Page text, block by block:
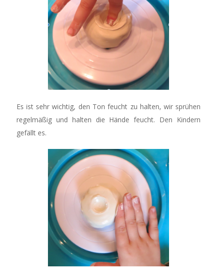
Es ist sehr wichtig, den Ton feucht zu halten, wir sprühen
regelmäßig und halten die Hände feucht. Den Kindern
gefällt es.